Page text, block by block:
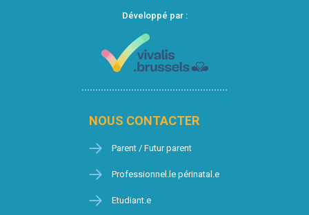
Développé par :
NOUS CONTACTER
Parent / Futur parent
Professionnel.le périnatal.e
Etudiant.e